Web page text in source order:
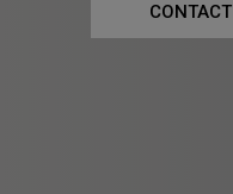
CONTACT